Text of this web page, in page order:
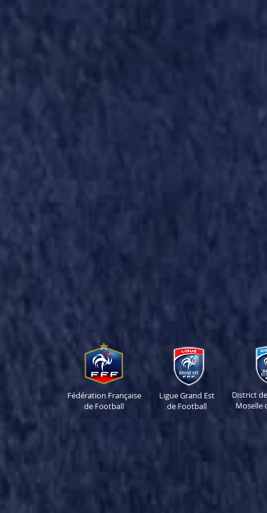
Fédération Française
de Football
Ligue Grand Est
de Football
District
Moselle